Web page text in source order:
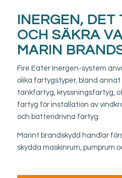
INERGEN, DET
OCH SÄKRA
MARIN
Fire Eater Inergen-system
olika fartygstyper, bland
tankfartyg, kryssningsfartyg,
fartyg för installation av
och batteridrivna fartyg.
Marint brandskydd handlar
skydda maskinrum, pumprum